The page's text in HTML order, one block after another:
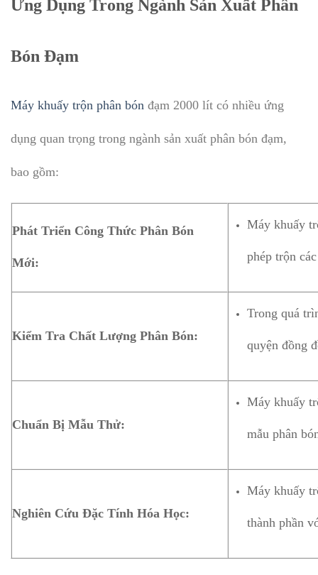
Ứng Dụng Trong Ngành Sản Xuất Phân
Bón Đạm
Máy khuấy trộn phân bón đạm 2000 lít có nhiều ứng
dụng quan trọng trong ngành sản xuất phân bón đạm,
bao gồm:
Phát Triển Công Thức Phân Bón
Mới:
Máy khuấy
phép trộn
Kiểm Tra Chất Lượng Phân Bón:
Trong quá
quyện đồng
Chuẩn Bị Mẫu Thử:
Máy khuấy
mẫu phân
Nghiên Cứu Đặc Tính Hóa Học:
Máy khuấy
thành phần